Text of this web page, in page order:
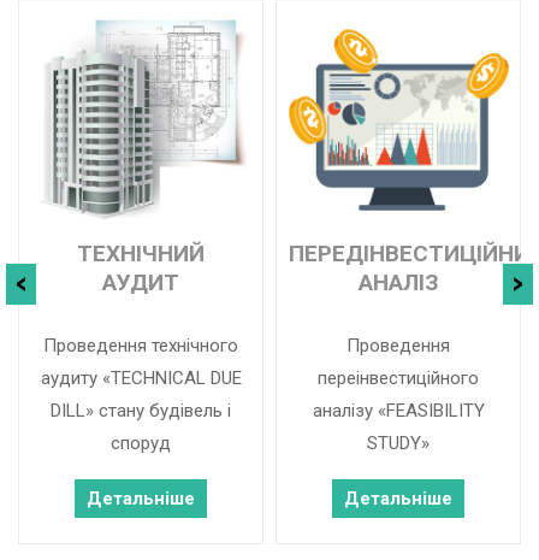
ТЕХНІЧНИЙ
АУДИТ
Проведення технічного
аудиту «TECHNICAL DUE
DILL» стану будівель і
споруд
Детальніше
АНАЛІЗ
Проведення
переінвестиційного
аналізу «FEASIBILITY
STUDY»
Детальніше